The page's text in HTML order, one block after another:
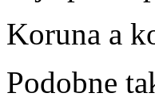
Koruna a
Podobne